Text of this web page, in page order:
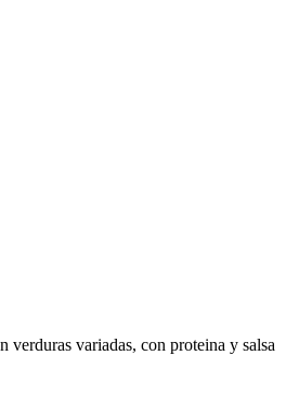
verduras variadas, con proteina y salsa